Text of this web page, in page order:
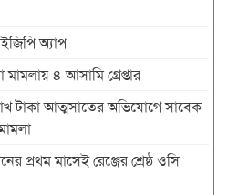
অ্যাপ
৪ আসামি গ্রেপ্তার
টাকা আত্মসাতের অভিযোগে সাবেক
প্রথম মাসেই রেঞ্জের শ্রেষ্ঠ ওসি